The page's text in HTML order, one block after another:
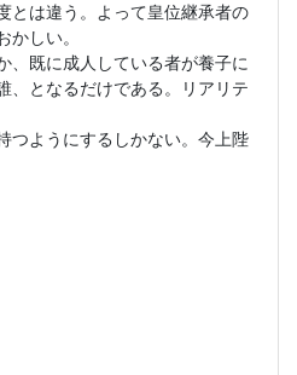
とは違う。よって皇位継承者の
しい。
、既に成人している者が養子に
、となるだけである。リアリテ
つようにするしかない。今上陛